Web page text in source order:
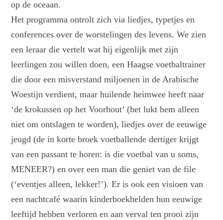
op de oceaan.
Het programma ontrolt zich via liedjes, typetjes en
conferences over de worstelingen des levens. We zien
een leraar die vertelt wat hij eigenlijk met zijn
leerlingen zou willen doen, een Haagse voetbaltrainer
die door een misverstand miljoenen in de Arabische
Woestijn verdient, maar huilende heimwee heeft naar
‘de krokussen op het Voorhout’ (het lukt hem alleen
niet om ontslagen te worden), liedjes over de eeuwige
jeugd (de in korte broek voetballende dertiger krijgt
van een passant te horen: is die voetbal van u soms,
MENEER?) en over een man die geniet van de file
(‘eventjes alleen, lekker!’). Er is ook een visioen van
een nachtcafé waarin kinderboekhelden hun eeuwige
leeftijd hebben verloren en aan verval ten prooi zijn